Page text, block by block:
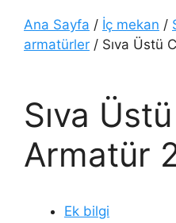
Ana Sayfa / İç mekan /
armatürler / Sıva Üstü
Sıva
Armatür
Ek bilgi